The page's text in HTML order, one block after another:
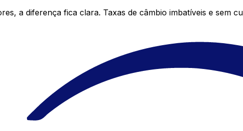
a diferença fica clara. Taxas de câmbio imbatíveis e sem